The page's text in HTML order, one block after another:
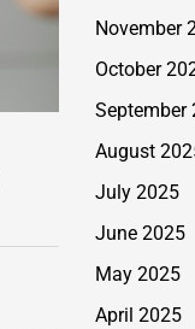
November
October
September
August
July 2025
June 2025
May 2025
April 2025